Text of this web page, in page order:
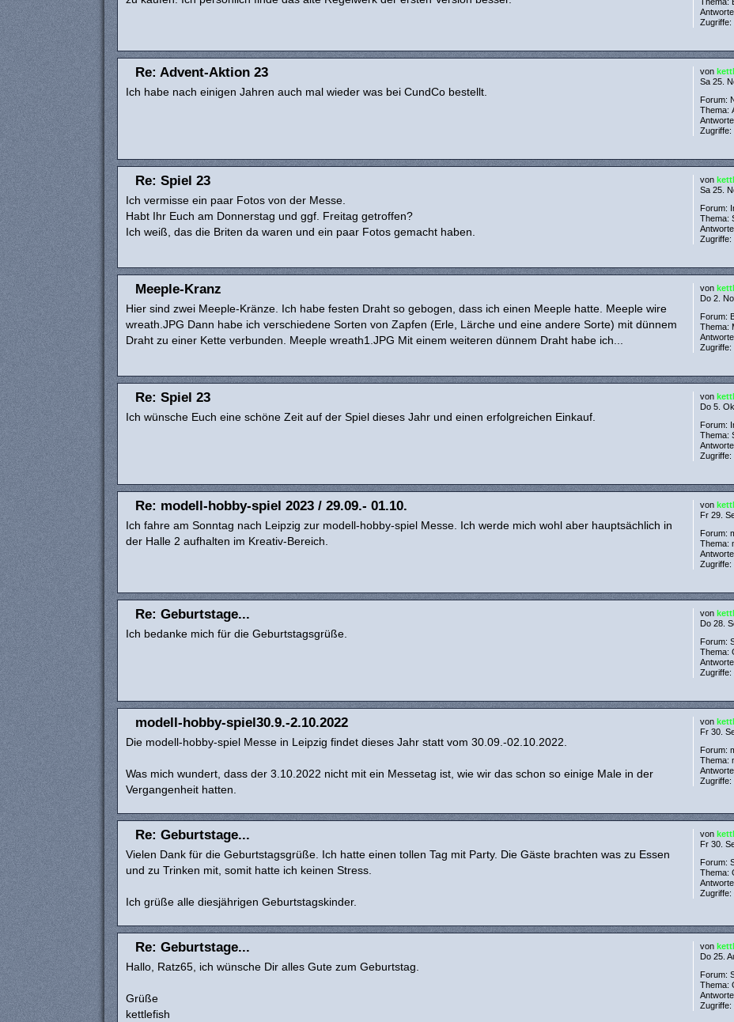
Thema:
Zugriffe:
von
Sa 25.
Forum:
Thema:
Zugriffe:
Re: Advent-Aktion 23
Ich habe nach einigen Jahren auch mal wieder was bei CundCo bestellt.
von
Sa 25.
Forum:
Thema:
Zugriffe:
Re: Spiel 23
Ich vermisse ein paar Fotos von der Messe.
Habt Ihr Euch am Donnerstag und ggf. Freitag getroffen?
Ich weiß, das die Briten da waren und ein paar Fotos gemacht haben.
von
Do 2.
Forum:
Thema:
Zugriffe:
Meeple-Kranz
Hier sind zwei Meeple-Kränze. Ich habe festen Draht so gebogen, dass ich einen Meeple hatte. Meeple wire
wreath.JPG Dann habe ich verschiedene Sorten von Zapfen (Erle, Lärche und eine andere Sorte) mit dünnem
Draht zu einer Kette verbunden. Meeple wreath1.JPG Mit einem weiteren dünnem Draht habe ich...
von
Do 5.
Forum:
Thema:
Zugriffe:
Re: Spiel 23
Ich wünsche Euch eine schöne Zeit auf der Spiel dieses Jahr und einen erfolgreichen Einkauf.
von
Fr 29.
Forum:
Thema:
Zugriffe:
Re: modell-hobby-spiel 2023 / 29.09.- 01.10.
Ich fahre am Sonntag nach Leipzig zur modell-hobby-spiel Messe. Ich werde mich wohl aber hauptsächlich in
der Halle 2 aufhalten im Kreativ-Bereich.
von
Do 28.
Forum:
Thema:
Zugriffe:
Re: Geburtstage...
Ich bedanke mich für die Geburtstagsgrüße.
von
Fr 30.
Forum:
Thema:
Zugriffe:
modell-hobby-spiel30.9.-2.10.2022
Die modell-hobby-spiel Messe in Leipzig findet dieses Jahr statt vom 30.09.-02.10.2022.
Was mich wundert, dass der 3.10.2022 nicht mit ein Messetag ist, wie wir das schon so einige Male in der
Vergangenheit hatten.
von
Fr 30.
Forum:
Thema:
Zugriffe:
Re: Geburtstage...
Vielen Dank für die Geburtstagsgrüße. Ich hatte einen tollen Tag mit Party. Die Gäste brachten was zu Essen
und zu Trinken mit, somit hatte ich keinen Stress.
Ich grüße alle diesjährigen Geburtstagskinder.
von
Do 25.
Forum:
Thema:
Zugriffe:
Re: Geburtstage...
Hallo, Ratz65, ich wünsche Dir alles Gute zum Geburtstag.
Grüße
kettlefish